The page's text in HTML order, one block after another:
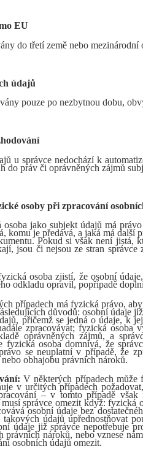
EU
do třetí země nebo mezinárodní
údajů
pouze po nezbytnou dobu,
u správce nedochází k
do práv či oprávněných zájmů
osoby při zpracování
osoba jako subjekt údajů má
komu je předává, a jaká má další
Pokud si však není jistá,
jsou či nejsou ze stran
osoba zjistí, že osobní
odkladu opravil, popřípadě
případech má fyzická právo,
důvodů: osobní údaje
přičemž se jedná o údaje, k
zpracovávat; fyzická
oprávněných zájmů, a
fyzická osoba domnívá, že
se neuplatní v případě, že
obhajobu právních nároků.
V některých případech může
v určitých případech
– v tomto případě
správce omezit když: fyzická
osobní údaje bez
takových údajů upřednostňovat
údaje již správce nepotřebuje
právních nároků, nebo vznese
osobních údajů omezit.